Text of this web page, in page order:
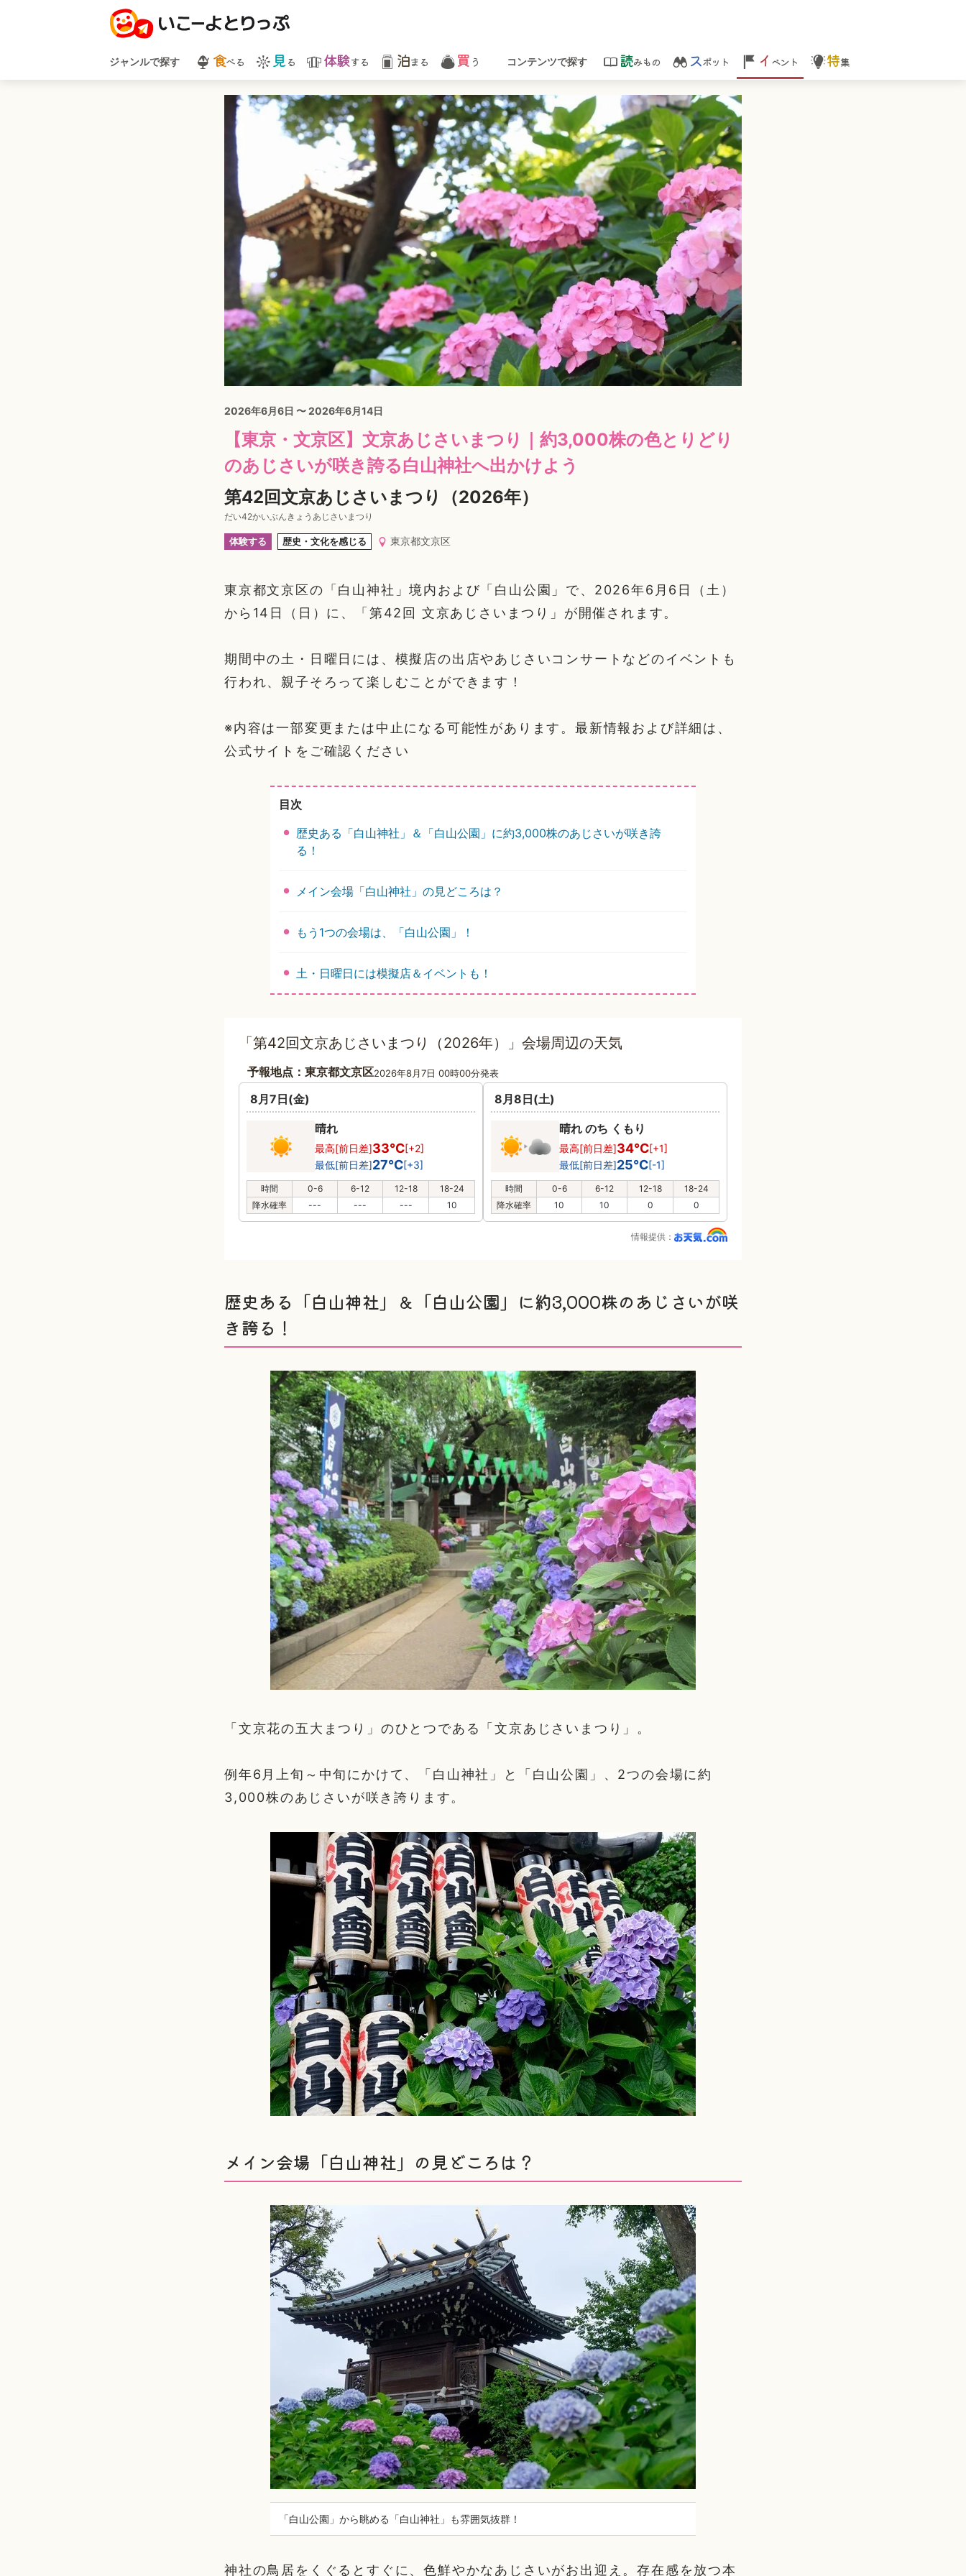
ジャンルで探す 食べる 見 る 体験する 泊まる 買 う コンテンツで探す 読みもの スポット イ ベント 特集
2026年6月6日 〜 2026年6月14日
【東京・文京区】文京あじさいまつり｜約3,000株の色とりどり
のあじさいが咲き誇る白山神社へ出かけよう
第42回文京あじさいまつり（2026年）
だい42かいぶんきょうあじさいまつり
体験する 歴史・文化を感じる 東京都文京区
東京都文京区の「白山神社」境内および「白山公園」で、2026年6月6日（土）
から14日（日）に、「第42回 文京あじさいまつり」が開催されます。
期間中の土・日曜日には、模擬店の出店やあじさいコンサートなどのイベントも
行われ、親子そろって楽しむことができます！
※内容は一部変更または中止になる可能性があります。最新情報および詳細は、
公式サイトをご確認ください
目次
歴史ある「白山神社」＆「白山公園」に約3,000株のあじさいが咲き誇
る！
メイン会場「白山神社」の見どころは？
もう1つの会場は、「白山公園」！
土・日曜日には模擬店＆イベントも！
「第42回文京あじさいまつり（2026年）」会場周辺の天気
予報地点：東京都文京区2026年8月7日 00時00分発表
8月7日(金)
晴れ
最高[前日差]33℃[+2]
最低[前日差]27℃[+3]
時間 0-6 6-12 12-18
18-24
降水確率
--- --- --- 10
8月8日(土)
晴れ のち くもり
最高[前日差]34℃[+1]
最低[前日差]25℃[-1]
時間 0-6 6-12 12-18
18-24
降水確率
10 10 0 0
情報提供：
歴史ある「白山神社」＆「白山公園」に約3,000株のあじさいが咲
き誇る！
「文京花の五大まつり」のひとつである「文京あじさいまつり」。
例年6月上旬～中旬にかけて、「白山神社」と「白山公園」、2つの会場に約
3,000株のあじさいが咲き誇ります。
メイン会場「白山神社」の見どころは？
「白山公園」から眺める「白山神社」も雰囲気抜群！
神社の鳥居をくぐるとすぐに、色鮮やかなあじさいがお出迎え。存在感を放つ本